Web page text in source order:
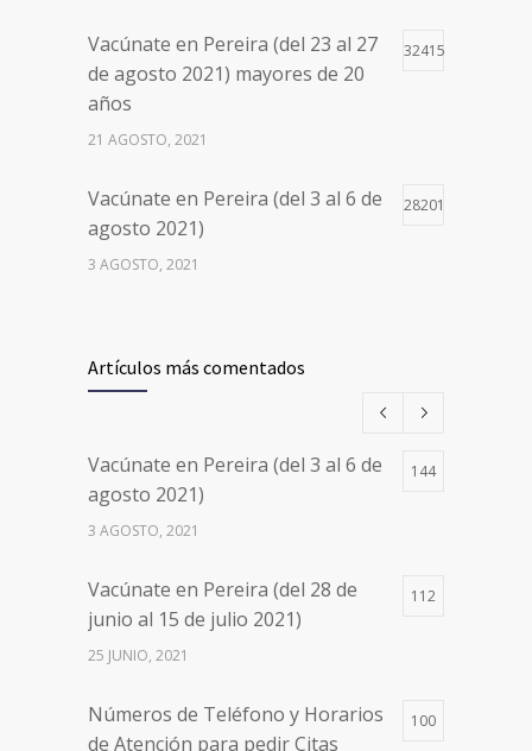
Vacúnate en Pereira (del 23 al 27
de agosto 2021) mayores de 20
años
32415
21 AGOSTO, 2021
Vacúnate en Pereira (del 3 al 6 de
agosto 2021)
28201
3 AGOSTO, 2021
de agosto 2021) mayores de 20
años
Números de Teléfono y Horarios
de Atención para pedir Citas
Médicas en los 5 departamentos
Clínica Cancerológica de Boyacá,
Oncólogos del Occidente y Unión
de Cirujanos
Artículos más comentados
Vacúnate en Pereira (del 3 al 6 de
agosto 2021)
144
3 AGOSTO, 2021
Vacúnate en Pereira (del 28 de
junio al 15 de julio 2021)
112
25 JUNIO, 2021
Números de Teléfono y Horarios
de Atención para pedir Citas
100